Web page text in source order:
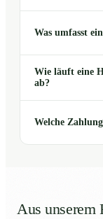
Was umfasst
Wie läuft eine
ab?
Welche
Aus unserem